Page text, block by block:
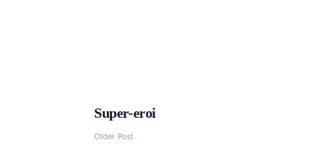
Super-eroi
Older Post